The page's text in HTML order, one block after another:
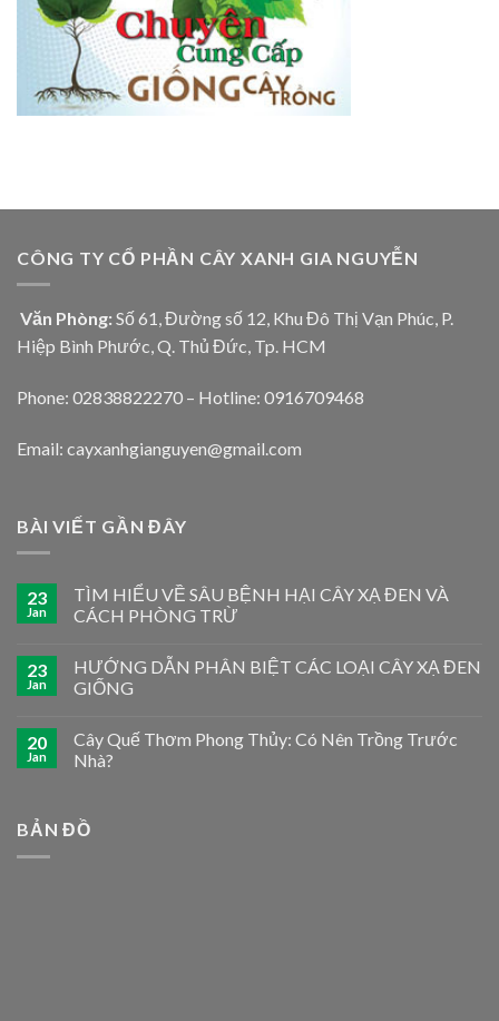
CÔNG TY CỔ PHẦN CÂY XANH GIA NGUYỄN
Văn Phòng: Số 61, Đường số 12, Khu Đô Thị Vạn Phúc, P.
Hiệp Bình Phước, Q. Thủ Đức, Tp. HCM
Phone: 02838822270 – Hotline: 0916709468
Email: cayxanhgianguyen@gmail.com
BÀI VIẾT GẦN ĐÂY
23
Jan
TÌM HIỂU VỀ SÂU BỆNH HẠI CÂY XẠ ĐEN VÀ
CÁCH PHÒNG TRỪ
23
Jan
HƯỚNG DẪN PHÂN BIỆT CÁC LOẠI CÂY XẠ ĐEN
GIỐNG
20
Jan
Cây Quế Thơm Phong Thủy: Có Nên Trồng Trước
Nhà?
BẢN ĐỒ